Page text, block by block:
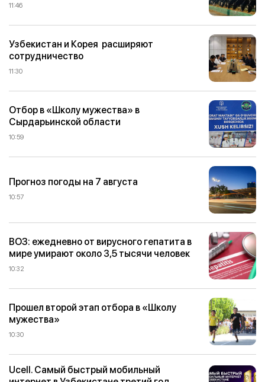
11:46
Узбекистан и Корея расширяют
сотрудничество
11:30
Отбор в «Школу мужества» в
Сырдарьинской области
10:59
Прогноз погоды на 7 августа
10:57
ВОЗ: ежедневно от вирусного гепатита в
мире умирают около 3,5 тысячи человек
10:32
Прошел второй этап отбора в «Школу
мужества»
10:30
Ucell. Самый быстрый мобильный